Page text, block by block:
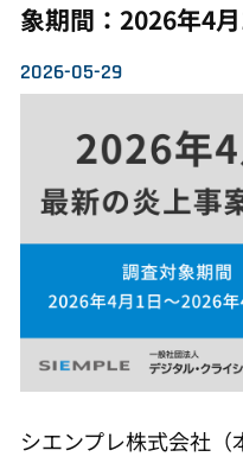
象期間：2026年4
2026-05-29
シエンプレ株式会社